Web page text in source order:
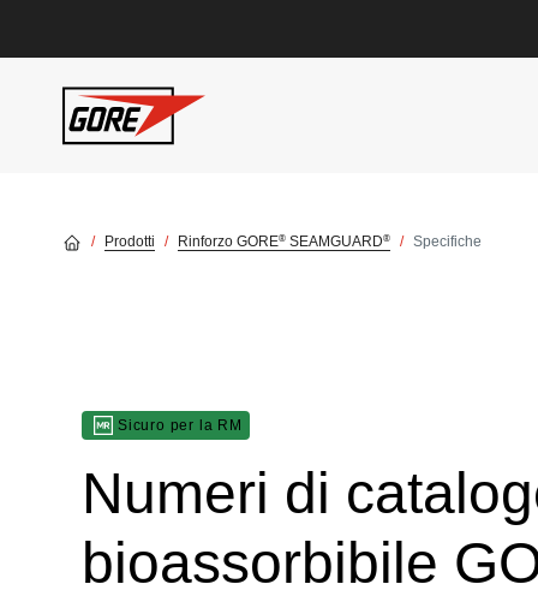
Prodotti Rinforzo GORE® SEAMGUARD® Specifiche
Sicuro per la RM
Numeri di
bioassorbibile